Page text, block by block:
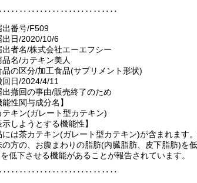
出番号/F509
出日/2020/10/6
出者名/株式会社エーエフシー
品名/カテキン美人
品の区分/加工食品(サプリメント形状)
回日/2024/4/11
出撤回の事由/販売終了のため
能性関与成分名】
テキン(ガレート型カテキン)
示しようとする機能性】
には茶カテキン(ガレート型カテキン)が含まれます
の方の、お腹まわりの脂肪(内臓脂肪、皮下脂肪)を
低下させる機能があることが報告されています。